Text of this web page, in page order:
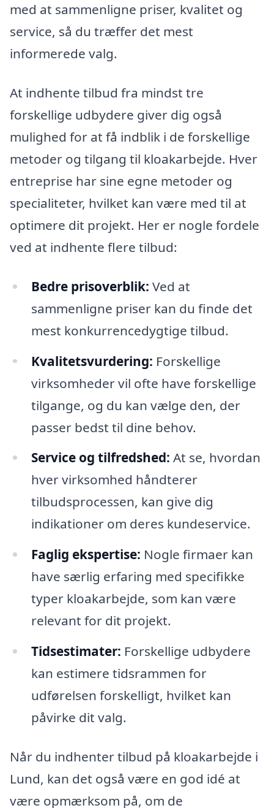
med at sammenligne priser, kvalitet og
service, så du træffer det mest
informerede valg.
At indhente tilbud fra mindst tre
forskellige udbydere giver dig også
mulighed for at få indblik i de forskellige
metoder og tilgang til kloakarbejde. Hver
entreprise har sine egne metoder og
specialiteter, hvilket kan være med til at
optimere dit projekt. Her er nogle fordele
ved at indhente flere tilbud:
Bedre prisoverblik: Ved at
sammenligne priser kan du finde det
mest konkurrencedygtige tilbud.
Kvalitetsvurdering: Forskellige
virksomheder vil ofte have forskellige
tilgange, og du kan vælge den, der
passer bedst til dine behov.
Service og tilfredshed: At se, hvordan
hver virksomhed håndterer
tilbudsprocessen, kan give dig
indikationer om deres kundeservice.
Faglig ekspertise: Nogle firmaer kan
have særlig erfaring med specifikke
typer kloakarbejde, som kan være
relevant for dit projekt.
Tidsestimater: Forskellige udbydere
kan estimere tidsrammen for
udførelsen forskelligt, hvilket kan
påvirke dit valg.
Når du indhenter tilbud på kloakarbejde i
Lund, kan det også være en god idé at
være opmærksom på, om de